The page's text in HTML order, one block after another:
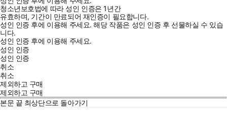
청소년보호법에 따라 성인 인증은 1년간
유효하며, 기간이 만료되어 재인증이 필요합니다.
성인 인증 후에 이용해 주세요.해당 작품은 성인 인증 후 선물하실 수 있습
니다.
성인 인증 후에 이용해 주세요.
성인 인증
성인 인증
취소
취소
제외하고 구매
제외하고 구매
본문 끝 최상단으로 돌아가기